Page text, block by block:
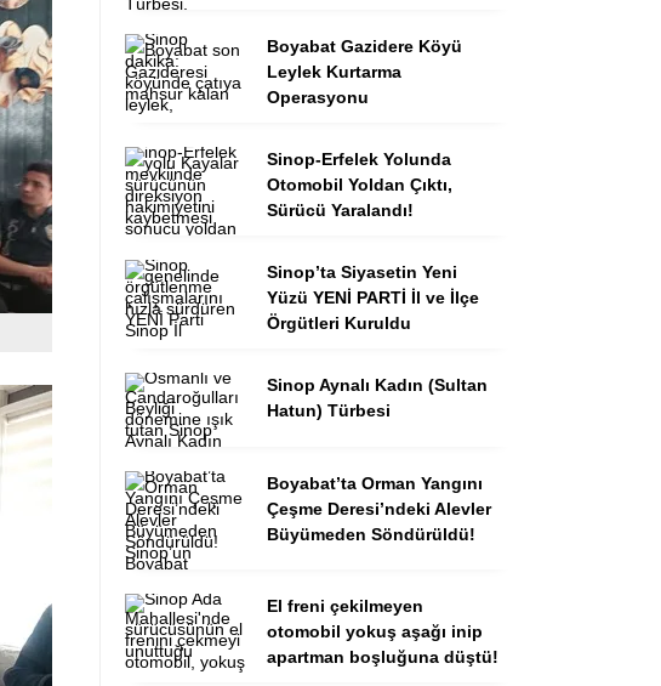
Boyabat Gazidere Köyü
Leylek Kurtarma
Operasyonu
Sinop-Erfelek Yolunda
Otomobil Yoldan Çıktı,
Sürücü Yaralandı!
Sinop’ta Siyasetin Yeni
Yüzü YENİ PARTİ İl ve İlçe
Örgütleri Kuruldu
Sinop Aynalı Kadın (Sultan
Hatun) Türbesi
Boyabat’ta Orman Yangını
Çeşme Deresi’ndeki Alevler
Büyümeden Söndürüldü!
El freni çekilmeyen
otomobil yokuş aşağı inip
apartman boşluğuna düştü!